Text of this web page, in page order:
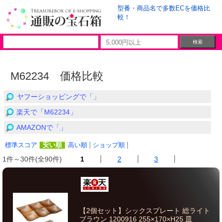
型番・商品名で多数ECを価格比
較！
M62234 価格比較
ヤフーショッピングで「」
楽天で「M62234」
AMAZONで「」
標準スコア 安い順 高い順 ショップ順
1件～30件(全90件) 1 2 3
【2個セット】シックスプレート 総ライト
ブラウン 1200916 255×170×H25 皿